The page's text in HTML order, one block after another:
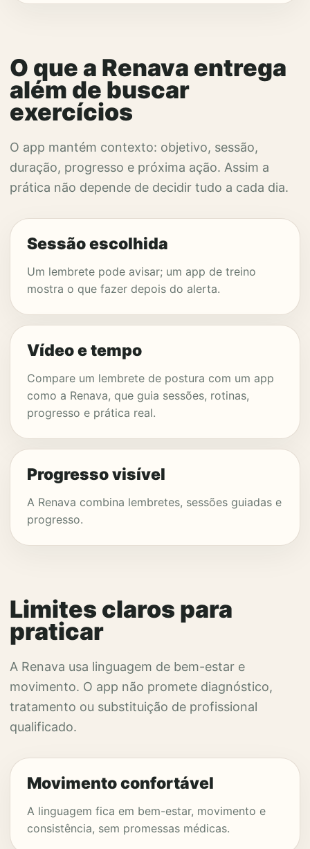
O que a Renava entrega
além de buscar
exercícios
O app mantém contexto: objetivo, sessão,
duração, progresso e próxima ação. Assim a
prática não depende de decidir tudo a cada dia.
Sessão escolhida
Um lembrete pode avisar; um app de treino
mostra o que fazer depois do alerta.
Vídeo e tempo
Compare um lembrete de postura com um app
como a Renava, que guia sessões, rotinas,
progresso e prática real.
Progresso visível
A Renava combina lembretes, sessões guiadas e
progresso.
Limites claros para
praticar
A Renava usa linguagem de bem-estar e
movimento. O app não promete diagnóstico,
tratamento ou substituição de profissional
qualificado.
Movimento confortável
A linguagem fica em bem-estar, movimento e
consistência, sem promessas médicas.